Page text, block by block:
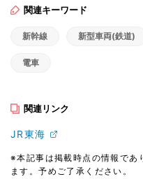
関連キーワード
新幹線 新型車両(鉄道)
電車
関連リンク
JR東海
※本記事は掲載時点の情報であ
ます。予めご了承ください。